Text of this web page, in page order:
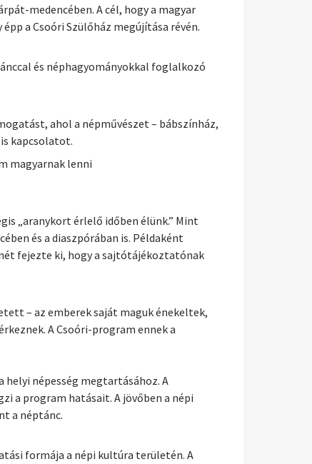
medencében. A cél, hogy a magyar
a Csoóri Szülőház megújítása révén.
és néphagyományokkal foglalkozó
ahol a népművészet – bábszínház,
kapcsolatot.
magyarnak lenni
„aranykort érlelő időben élünk.” Mint
és a diaszpórában is. Példaként
fejezte ki, hogy a sajtótájékoztatónak
– az emberek saját maguk énekeltek,
A Csoóri-program ennek a
népesség megtartásához. A
a program hatásait. A jövőben a népi
a néptánc.
formája a népi kultúra területén. A